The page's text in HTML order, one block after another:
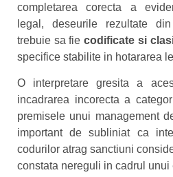
completarea corecta a
legal, deseurile rezultate
trebuie sa fiecodificate si
specifice stabilite in hotararea
O interpretare gresita a
incadrarea incorecta a
premisele unui management
important de subliniat ca
codurilor atrag sanctiuni
constata nereguli in cadrul unui